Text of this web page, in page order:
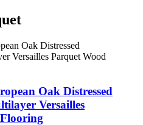
Oak Distressed
Versailles